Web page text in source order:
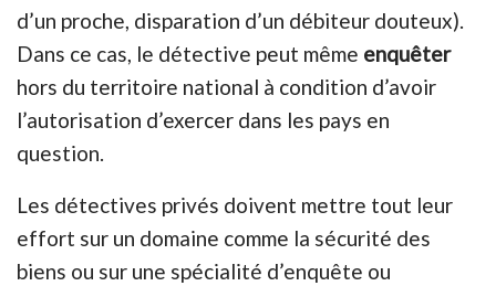
d’un proche, disparation d’un débiteur douteux).
Dans ce cas, le détective peut même enquêter
hors du territoire national à condition d’avoir
l’autorisation d’exercer dans les pays en
question.
Les détectives privés doivent mettre tout leur
effort sur un domaine comme la sécurité des
biens ou sur une spécialité d’enquête ou